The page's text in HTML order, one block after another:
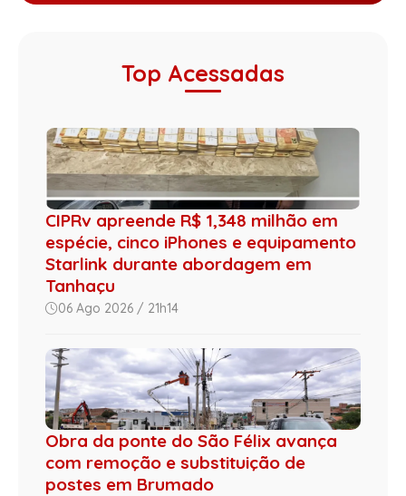
Top Acessadas
CIPRv apreende R$ 1,348 milhão em
espécie, cinco iPhones e equipamento
Starlink durante abordagem em
Tanhaçu
06 Ago 2026 / 21h14
Obra da ponte do São Félix avança
com remoção e substituição de
postes em Brumado